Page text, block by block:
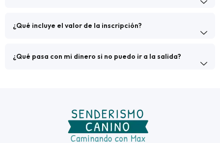
¿Qué incluye el valor de la inscripción?
¿Qué pasa con mi dinero si no puedo ir a la salida?